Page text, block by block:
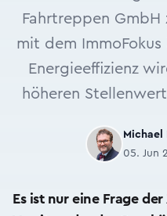
Fahrtreppen
mit dem ImmoFokus
Energieeffizienz
höheren
Michael
05. Jun
Es ist nur eine Frage